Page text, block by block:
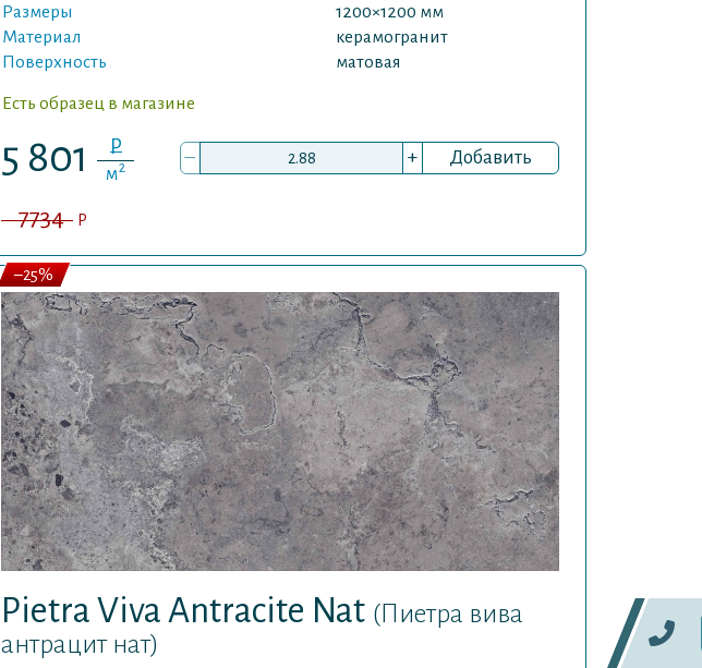
Размеры
1200×1200 мм
Материал
керамогранит
Поверхность
матовая
Есть образец в магазине
5 801 P
м2 – + Добавить
7734 P
Pietra Viva Antracite Nat (Пиетра вива
антрацит нат)
–25%